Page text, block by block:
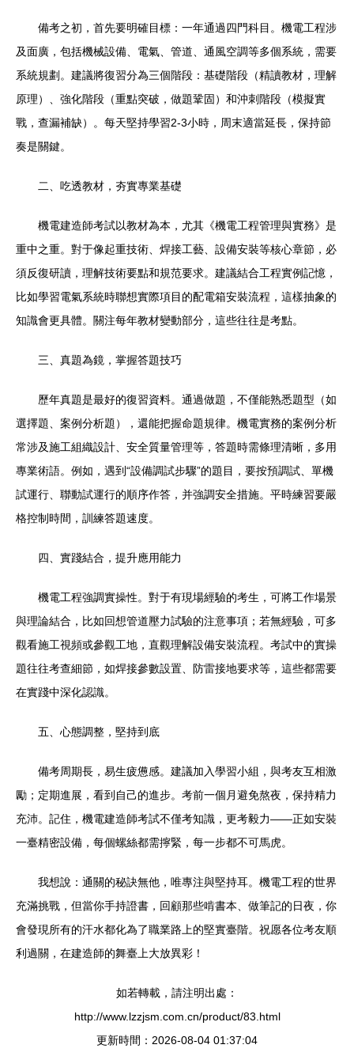
備考之初，首先要明確目標：一年通過四門科目。機電工程涉
及面廣，包括機械設備、電氣、管道、通風空調等多個系統，需要
系統規劃。建議將復習分為三個階段：基礎階段（精讀教材，理解
原理）、強化階段（重點突破，做題鞏固）和沖刺階段（模擬實
戰，查漏補缺）。每天堅持學習2-3小時，周末適當延長，保持節
奏是關鍵。
二、吃透教材，夯實專業基礎
機電建造師考試以教材為本，尤其《機電工程管理與實務》是
重中之重。對于像起重技術、焊接工藝、設備安裝等核心章節，必
須反復研讀，理解技術要點和規范要求。建議結合工程實例記憶，
比如學習電氣系統時聯想實際項目的配電箱安裝流程，這樣抽象的
知識會更具體。關注每年教材變動部分，這些往往是考點。
三、真題為鏡，掌握答題技巧
歷年真題是最好的復習資料。通過做題，不僅能熟悉題型（如
選擇題、案例分析題），還能把握命題規律。機電實務的案例分析
常涉及施工組織設計、安全質量管理等，答題時需條理清晰，多用
專業術語。例如，遇到“設備調試步驟”的題目，要按預調試、單機
試運行、聯動試運行的順序作答，并強調安全措施。平時練習要嚴
格控制時間，訓練答題速度。
四、實踐結合，提升應用能力
機電工程強調實操性。對于有現場經驗的考生，可將工作場景
與理論結合，比如回想管道壓力試驗的注意事項；若無經驗，可多
觀看施工視頻或參觀工地，直觀理解設備安裝流程。考試中的實操
題往往考查細節，如焊接參數設置、防雷接地要求等，這些都需要
在實踐中深化認識。
五、心態調整，堅持到底
備考周期長，易生疲憊感。建議加入學習小組，與考友互相激
勵；定期進展，看到自己的進步。考前一個月避免熬夜，保持精力
充沛。記住，機電建造師考試不僅考知識，更考毅力——正如安裝
一臺精密設備，每個螺絲都需擰緊，每一步都不可馬虎。
我想說：通關的秘訣無他，唯專注與堅持耳。機電工程的世界
充滿挑戰，但當你手持證書，回顧那些啃書本、做筆記的日夜，你
會發現所有的汗水都化為了職業路上的堅實臺階。祝愿各位考友順
利過關，在建造師的舞臺上大放異彩！
如若轉載，請注明出處：
http://www.lzzjsm.com.cn/product/83.html
更新時間：2026-08-04 01:37:04